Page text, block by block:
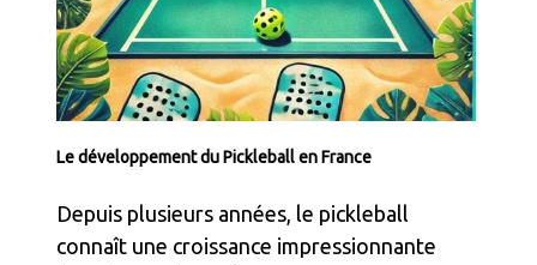
Le développement du Pickleball en France
Depuis plusieurs années, le pickleball
connaît une croissance impressionnante